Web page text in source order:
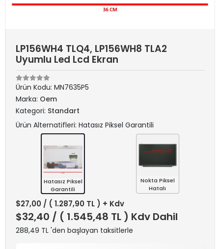
LP156WH4 TLQ4, LP156WH8 TLA2
Uyumlu Led Lcd Ekran
Ürün Kodu: MN7635P5
Marka: Oem
Kategori: Standart
Ürün Alternatifleri: Hatasız Piksel Garantili
Hatasız Piksel
Garantili
Nokta Piksel
Hatalı
$27,00 / ( 1.287,90 TL ) + Kdv
$32,40 / ( 1.545,48 TL ) Kdv Dahil
288,49 TL 'den başlayan taksitlerle